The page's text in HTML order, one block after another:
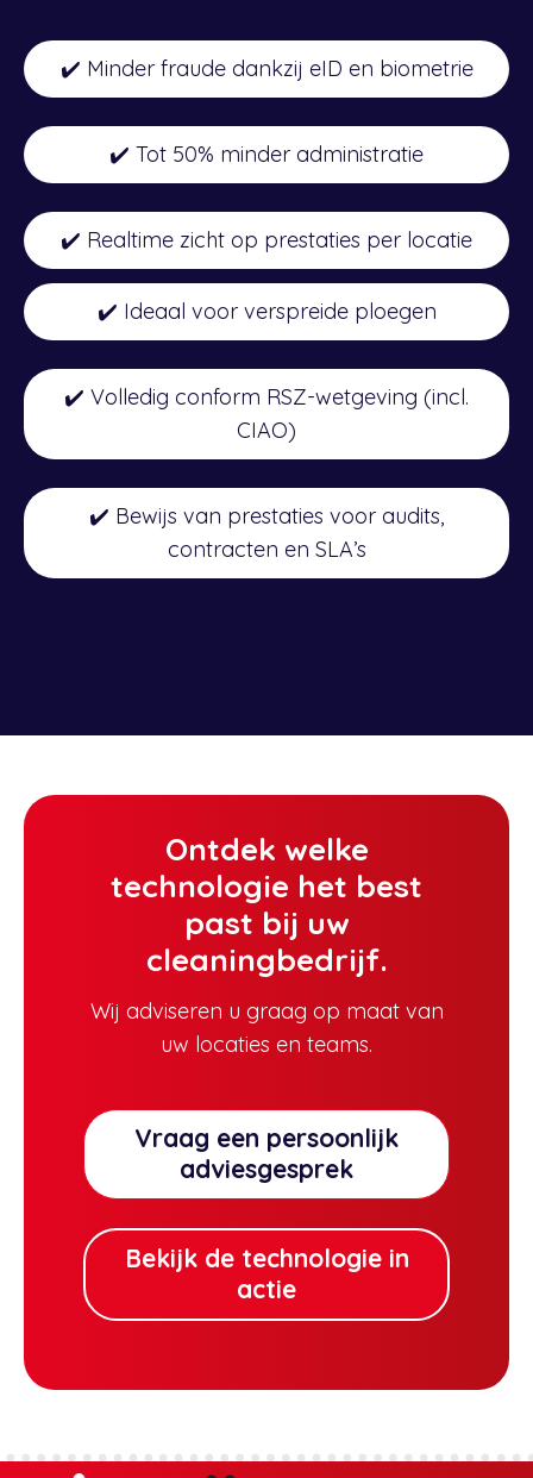
✔️ Minder fraude dankzij eID en biometrie
✔️ Tot 50% minder administratie
✔️ Realtime zicht op prestaties per locatie
✔️ Ideaal voor verspreide ploegen
✔️ Volledig conform RSZ-wetgeving (incl.
CIAO)
✔️ Bewijs van prestaties voor audits,
contracten en SLA’s
Ontdek welke
technologie het best
past bij uw
cleaningbedrijf.
Wij adviseren u graag op maat van
uw locaties en teams.
Vraag een persoonlijk
adviesgesprek
Bekijk de technologie in
actie